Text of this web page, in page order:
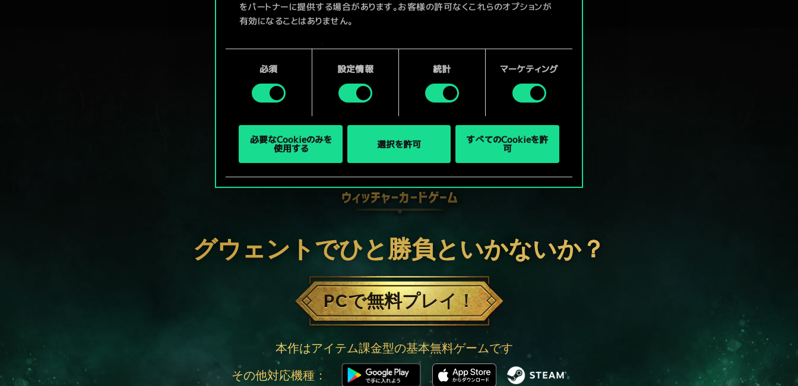
をパートナーに提供する場合があります。お客様の許可なくこれらのオプションが
有効になることはありません。
Cookieの使用およびパフォーマンスの変更点に関する詳細は、下記の「設定」メニ
ューでご確認ください。
必須 設定情報 統計 マーケティング
必要なCookieのみを
使用する 選択を許可 すべてのCookieを許
可
グウェントでひと勝負といかないか？
PCで無料プレイ！
本作はアイテム課金型の基本無料ゲームです
その他対応機種：